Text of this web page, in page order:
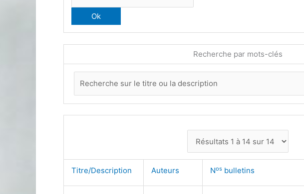
Recherche par mots-clés
Titre/Description Auteurs Nos bulletins